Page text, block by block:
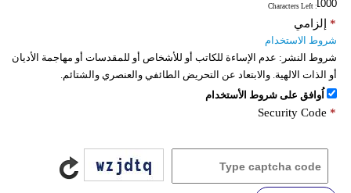
: Characters Left
إلزامي *
شروط الاستخدام
شروط النشر: عدم الإساءة للكاتب أو للأشخاص أو للمقدسات أو مهاجمة الأديان
أو الذات الالهية. والابتعاد عن التحريض الطائفي والعنصري والشتائم.
اُوافق على شروط الأستخدام
Security Code *